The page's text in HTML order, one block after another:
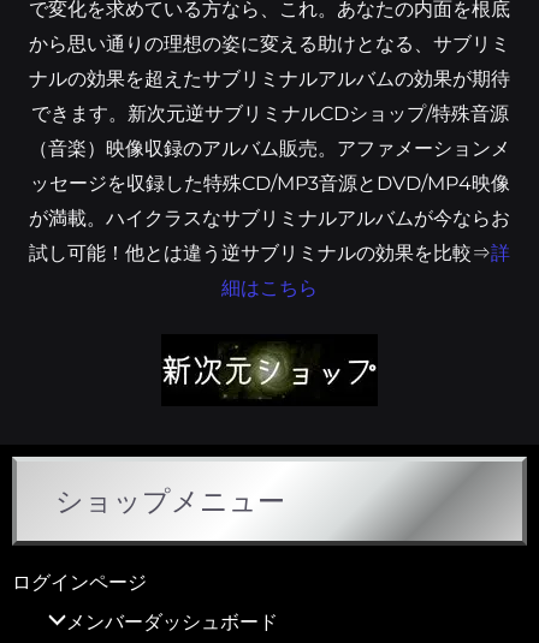
で変化を求めている方なら、これ。あなたの内面を根底
から思い通りの理想の姿に変える助けとなる、サブリミ
ナルの効果を超えたサブリミナルアルバムの効果が期待
できます。新次元逆サブリミナルCDショップ/特殊音源
（音楽）映像収録のアルバム販売。アファメーションメ
ッセージを収録した特殊CD/MP3音源とDVD/MP4映像
が満載。ハイクラスなサブリミナルアルバムが今ならお
試し可能！他とは違う逆サブリミナルの効果を比較⇒詳
細はこちら
ショップメニュー
ログインページ
メンバーダッシュボード